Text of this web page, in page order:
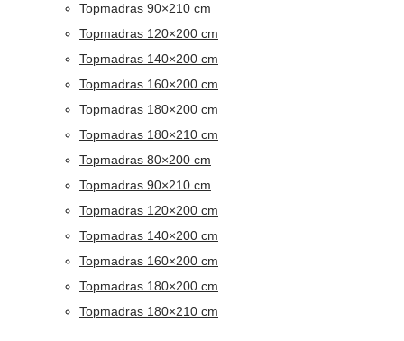
Topmadras 90×210 cm
Topmadras 120×200 cm
Topmadras 140×200 cm
Topmadras 160×200 cm
Topmadras 180×200 cm
Topmadras 180×210 cm
Topmadras 80×200 cm
Topmadras 90×210 cm
Topmadras 120×200 cm
Topmadras 140×200 cm
Topmadras 160×200 cm
Topmadras 180×200 cm
Topmadras 180×210 cm